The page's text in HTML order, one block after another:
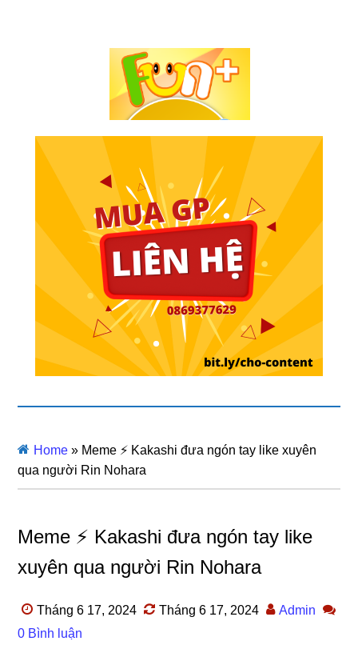
Home » Meme ⚡ Kakashi đưa ngón tay like xuyên
qua người Rin Nohara
Meme ⚡ Kakashi đưa ngón tay like
xuyên qua người Rin Nohara
Tháng 6 17, 2024 Tháng 6 17, 2024
Admin
0 Bình luận